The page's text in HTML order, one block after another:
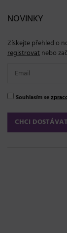
NOVINKY
Získejte přehled o
registrovatnebo
Souhlasím se